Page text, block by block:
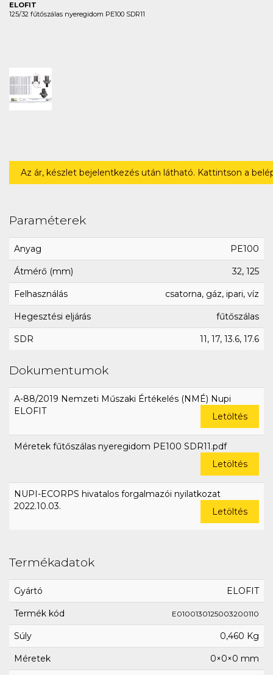
ELOFIT
125/32 fűtőszálas nyeregidom PE100 SDR11
Az ár, készlet bejelentkezés után látható. Kattintson a
Paraméterek
Anyag PE100
Átmérő (mm) 32, 125
Felhasználás csatorna, gáz, ipari, víz
Hegesztési eljárás fűtőszálas
SDR 11, 17, 13.6, 17.6
Dokumentumok
A-88/2019 Nemzeti Műszaki Értékelés (NMÉ) Nupi
ELOFIT
Letöltés
Méretek fűtőszálas nyeregidom PE100 SDR11.pdf
Letöltés
NUPI-ECORPS hivatalos forgalmazói nyilatkozat
2022.10.03.
Letöltés
Termékadatok
Gyártó ELOFIT
Termék kód E0100130125003200110
Súly 0,460 Kg
Méretek 0×0×0 mm